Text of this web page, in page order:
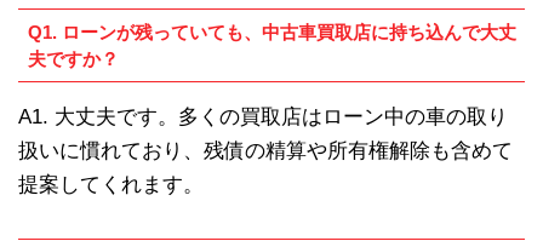
Q1. ローンが残っていても、中古車買取店に持ち込んで大丈
夫ですか？
A1. 大丈夫です。多くの買取店はローン中の車の取り
扱いに慣れており、残債の精算や所有権解除も含めて
提案してくれます。